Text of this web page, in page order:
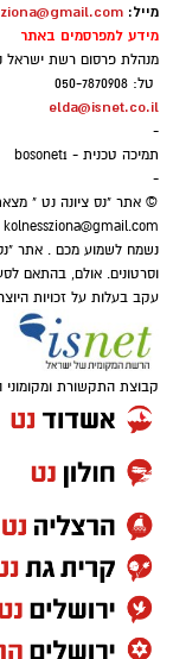
מייל:
מידע למפרסמים באתר
מנהלת פרסום רשת ישראל
טל: 050-7870908
elda@isnet.co.il
-
תמיכה טכנית - bosonet1
-
© אתר "נס ציונה נט "
kolnessziona@gmail.com
נשמח לשמוע מכם . אתר
עקב בעלות על זכויות
קבוצת התקשורת